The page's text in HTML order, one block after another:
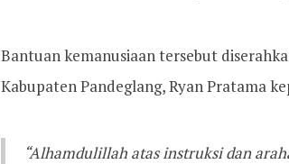
Bantuan kemanusiaan tersebut
Kabupaten Pandeglang, Ryan Pratama
“Alhamdulillah atas instruksi dan